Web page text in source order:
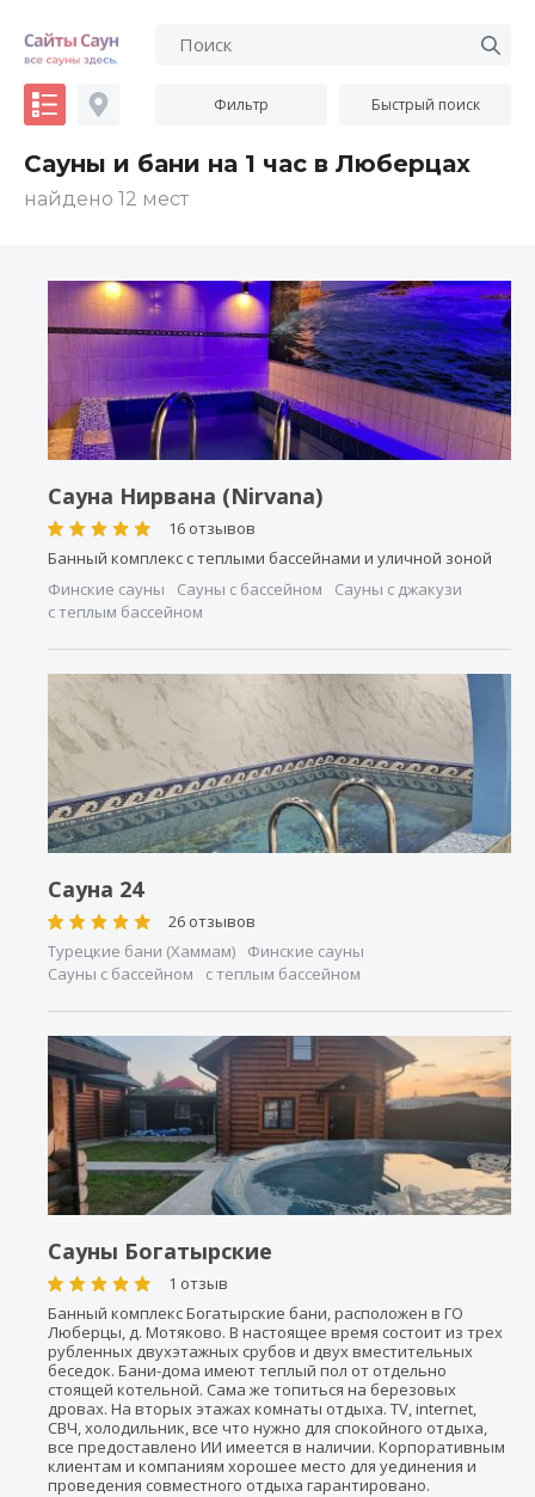
Фильтр Быстрый поиск
Сауны и бани на 1 час в Люберцах
найдено 12 мест
Сауна Нирвана (Nirvana)
16 отзывов
Банный комплекс с теплыми бассейнами и уличной зоной
Финские сауны
Сауны с бассейном
Сауны с джакузи
с теплым бассейном
Сауна 24
26 отзывов
Турецкие бани (Хаммам)
Финские сауны
Сауны с бассейном
с теплым бассейном
Сауны Богатырские
1 отзыв
Банный комплекс Богатырские бани, расположен в ГО
Люберцы, д. Мотяково. В настоящее время состоит из трех
рубленных двухэтажных срубов и двух вместительных
беседок. Бани-дома имеют теплый пол от отдельно
стоящей котельной. Сама же топиться на березовых
дровах. На вторых этажах комнаты отдыха. TV, internet,
СВЧ, холодильник, все что нужно для спокойного отдыха,
все предоставлено ИИ имеется в наличии. Корпоративным
клиентам и компаниям хорошее место для уединения и
проведения совместного отдыха гарантировано.